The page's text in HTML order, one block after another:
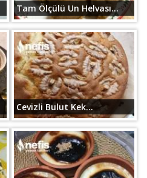
Tam Ölçülü Un Helvası...
Cevizli Bulut Kek...